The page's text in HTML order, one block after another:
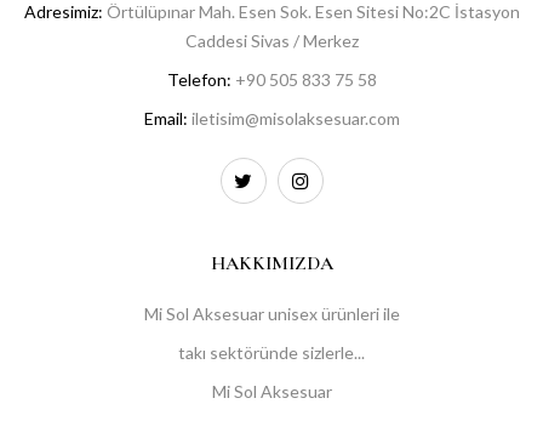
Adresimiz: Örtülüpınar Mah. Esen Sok. Esen Sitesi No:2C İstasyon
Caddesi Sivas / Merkez
Telefon: +90 505 833 75 58
Email: iletisim@misolaksesuar.com
HAKKIMIZDA
Mi Sol Aksesuar unisex ürünleri ile
takı sektöründe sizlerle...
Mi Sol Aksesuar